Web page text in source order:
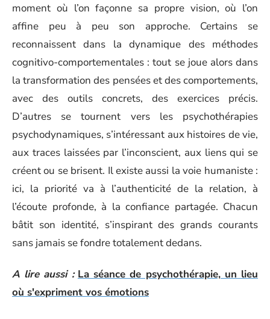
moment où l’on façonne sa propre vision, où l’on
affine peu à peu son approche. Certains se
reconnaissent dans la dynamique des méthodes
cognitivo-comportementales : tout se joue alors dans
la transformation des pensées et des comportements,
avec des outils concrets, des exercices précis.
D’autres se tournent vers les psychothérapies
psychodynamiques, s’intéressant aux histoires de vie,
aux traces laissées par l’inconscient, aux liens qui se
créent ou se brisent. Il existe aussi la voie humaniste :
ici, la priorité va à l’authenticité de la relation, à
l’écoute profonde, à la confiance partagée. Chacun
bâtit son identité, s’inspirant des grands courants
sans jamais se fondre totalement dedans.
A lire aussi : La séance de psychothérapie, un lieu
où s'expriment vos émotions